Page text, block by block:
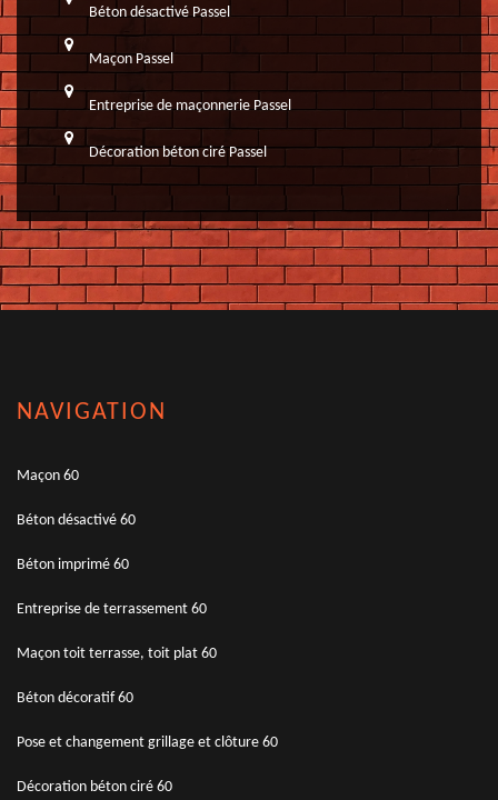
Béton désactivé Passel
Maçon Passel
Entreprise de maçonnerie Passel
Décoration béton ciré Passel
NAVIGATION
Maçon 60
Béton désactivé 60
Béton imprimé 60
Entreprise de terrassement 60
Maçon toit terrasse, toit plat 60
Béton décoratif 60
Pose et changement grillage et clôture 60
Décoration béton ciré 60